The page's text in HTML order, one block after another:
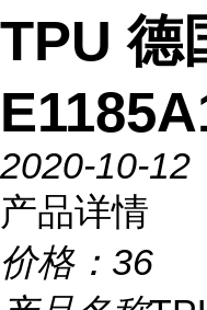
TPU 德
2020-10-12
产品详情
价格： 36